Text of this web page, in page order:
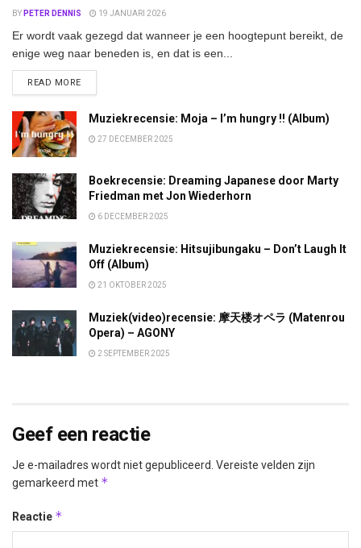
BY PETER DENNIS 19 JANUARI 2026
Er wordt vaak gezegd dat wanneer je een hoogtepunt bereikt, de
enige weg naar beneden is, en dat is een...
READ MOREDETAILS
Muziekrecensie: Moja – I’m hungry !! (Album)
27 DECEMBER 2025
Boekrecensie: Dreaming Japanese door Marty
Friedman met Jon Wiederhorn
6 DECEMBER 2025
Muziekrecensie: Hitsujibungaku – Don’t Laugh It
Off (Album)
21 OKTOBER 2025
Muziek(video)recensie: 摩天楼オペラ (Matenrou
Opera) – AGONY
2 SEPTEMBER 2025
Geef een reactie
Je e-mailadres wordt niet gepubliceerd. Vereiste velden zijn
gemarkeerd met *
Reactie *